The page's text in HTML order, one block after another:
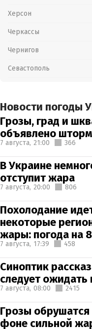
Херсон
Черкассы
Чернигов
Севастополь
Новости погоды
Грозы, град и
объявлено
7 августа, 21:00 366
В Украине
отступит жара
7 августа, 20:00 806
Похолодание
некоторые
жары: погода на 8
7 августа, 17:39 458
Синоптик
следует
7 августа, 08:00 2415
Грозы обрушатся
фоне сильной